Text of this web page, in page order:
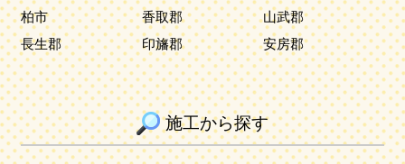
柏市
香取郡
山武郡
長生郡
印旛郡 安房郡
施工から探す